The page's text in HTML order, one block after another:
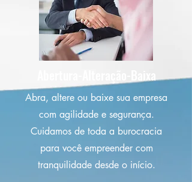
Abertura-Alteração-Baixa
Abra, altere ou baixe sua empresa
com agilidade e segurança.
Cuidamos de toda a burocracia
para você empreender com
tranquilidade desde o início.